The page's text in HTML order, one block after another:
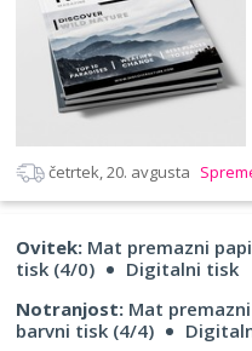
četrtek, 20. avgusta
Ovitek: Mat premazni
tisk (4/0)
Digitalni tisk
Notranjost: Mat
barvni tisk (4/4)